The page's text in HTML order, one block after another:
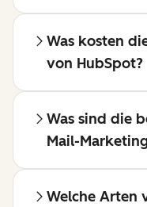
Was kosten
von HubSpot?
Was sind die
Mail-
Welche Arten